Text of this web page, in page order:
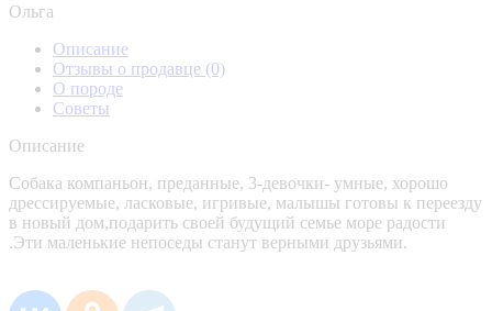
Ольга
Описание
Отзывы о продавце (0)
О породе
Советы
Описание
Собака компаньон, преданные, 3-девочки- умные, хорошо
дрессируемые, ласковые, игривые, малышы готовы к переезду
в новый дом,подарить своей будущий семье море радости
.Эти маленькие непоседы станут верными друзьями.